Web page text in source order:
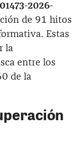
2026-
de 91 hitos
Estas
la
entre los
de la